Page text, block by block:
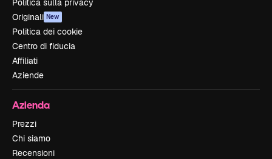
Politica sulla privacy
Originali New
Politica dei cookie
Centro di fiducia
Affiliati
Aziende
Azienda
Prezzi
Chi siamo
Recensioni